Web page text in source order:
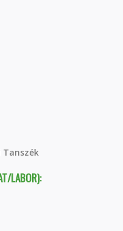
Tanszék
LABOR):